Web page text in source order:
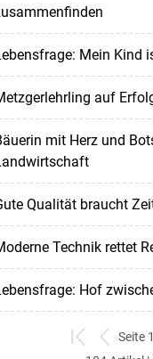
Mein Kind
auf
mit Herz und
Qualität braucht
Technik rettet
Hof
zum
zurück
Seite